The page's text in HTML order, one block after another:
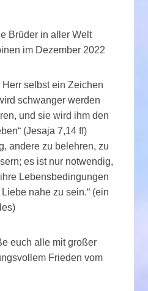
Brüder in aller Welt
im Dezember 2022
Herr selbst ein Zeichen
schwanger werden
und sie wird ihm den
(Jesaja 7,14 ff)
andere zu belehren, zu
es ist nur notwendig,
Lebensbedingungen
nahe zu sein.“ (ein
euch alle mit großer
Frieden vom